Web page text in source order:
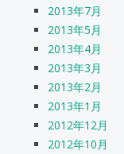
2013年7月
2013年5月
2013年4月
2013年3月
2013年2月
2013年1月
2012年12月
2012年10月